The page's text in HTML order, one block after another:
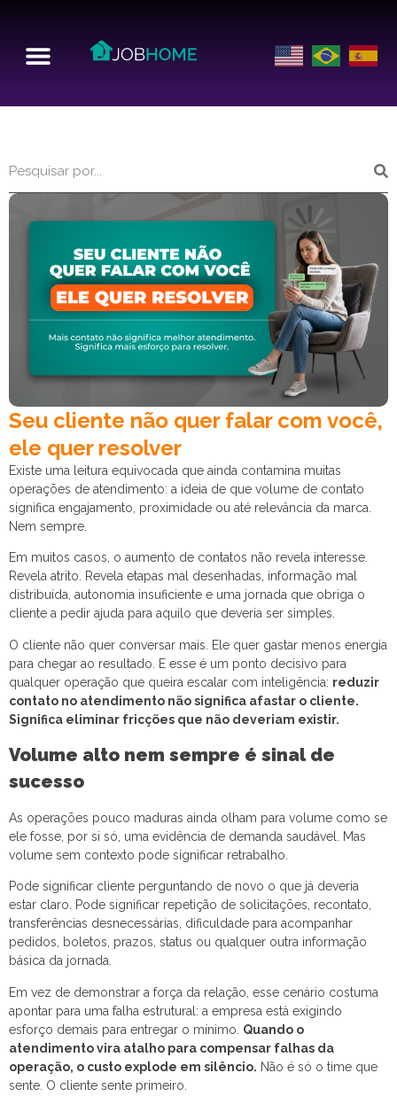
Seu cliente não quer falar com você,
ele quer resolver
Existe uma leitura equivocada que ainda contamina muitas
operações de atendimento: a ideia de que volume de contato
significa engajamento, proximidade ou até relevância da marca.
Nem sempre.
Em muitos casos, o aumento de contatos não revela interesse.
Revela atrito. Revela etapas mal desenhadas, informação mal
distribuída, autonomia insuficiente e uma jornada que obriga o
cliente a pedir ajuda para aquilo que deveria ser simples.
O cliente não quer conversar mais. Ele quer gastar menos energia
para chegar ao resultado. E esse é um ponto decisivo para
qualquer operação que queira escalar com inteligência: reduzir
contato no atendimento não significa afastar o cliente.
Significa eliminar fricções que não deveriam existir.
Volume alto nem sempre é sinal de
sucesso
As operações pouco maduras ainda olham para volume como se
ele fosse, por si só, uma evidência de demanda saudável. Mas
volume sem contexto pode significar retrabalho.
Pode significar cliente perguntando de novo o que já deveria
estar claro. Pode significar repetição de solicitações, recontato,
transferências desnecessárias, dificuldade para acompanhar
pedidos, boletos, prazos, status ou qualquer outra informação
básica da jornada.
Em vez de demonstrar a força da relação, esse cenário costuma
apontar para uma falha estrutural: a empresa está exigindo
esforço demais para entregar o mínimo. Quando o
atendimento vira atalho para compensar falhas da
operação, o custo explode em silêncio. Não é só o time que
sente. O cliente sente primeiro.